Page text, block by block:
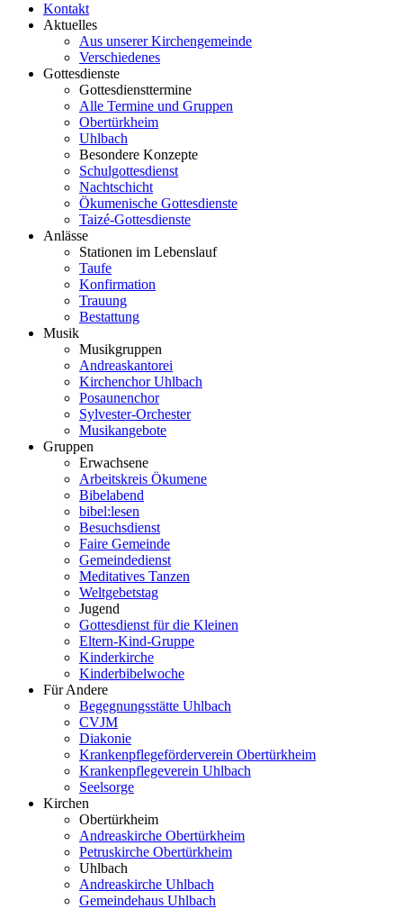
Kontakt
Aktuelles
Aus unserer Kirchengemeinde
Verschiedenes
Gottesdienste
Gottesdiensttermine
Alle Termine und Gruppen
Obertürkheim
Uhlbach
Besondere Konzepte
Schulgottesdienst
Nachtschicht
Ökumenische Gottesdienste
Taizé-Gottesdienste
Anlässe
Stationen im Lebenslauf
Taufe
Konfirmation
Trauung
Bestattung
Musik
Musikgruppen
Andreaskantorei
Kirchenchor Uhlbach
Posaunenchor
Sylvester-Orchester
Musikangebote
Gruppen
Erwachsene
Arbeitskreis Ökumene
Bibelabend
bibel:lesen
Besuchsdienst
Faire Gemeinde
Gemeindedienst
Meditatives Tanzen
Weltgebetstag
Jugend
Gottesdienst für die Kleinen
Eltern-Kind-Gruppe
Kinderkirche
Kinderbibelwoche
Für Andere
Begegnungsstätte Uhlbach
CVJM
Diakonie
Krankenpflegeförderverein Obertürkheim
Krankenpflegeverein Uhlbach
Seelsorge
Kirchen
Obertürkheim
Andreaskirche Obertürkheim
Petruskirche Obertürkheim
Uhlbach
Andreaskirche Uhlbach
Gemeindehaus Uhlbach